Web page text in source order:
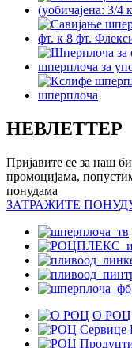
НЕВЛЕТТЕР
Пријавите се за наш
промоцијама,
понудама
ЗАТРАЖИТЕ
О РОЦ